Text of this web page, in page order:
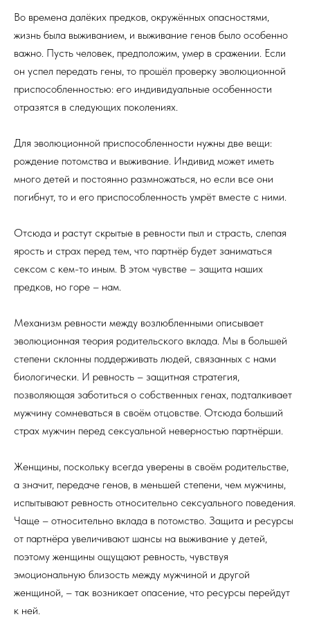
Во времена далёких предков, окружённых опасностями,
жизнь была выживанием, и выживание генов было особенно
важно. Пусть человек, предположим, умер в сражении. Если
он успел передать гены, то прошёл проверку эволюционной
приспособленностью: его индивидуальные особенности
отразятся в следующих поколениях.
Для эволюционной приспособленности нужны две вещи:
рождение потомства и выживание. Индивид может иметь
много детей и постоянно размножаться, но если все они
погибнут, то и его приспособленность умрёт вместе с ними.
Отсюда и растут скрытые в ревности пыл и страсть, слепая
ярость и страх перед тем, что партнёр будет заниматься
сексом с кем-то иным. В этом чувстве – защита наших
предков, но горе – нам.
Механизм ревности между возлюбленными описывает
эволюционная теория родительского вклада. Мы в большей
степени склонны поддерживать людей, связанных с нами
биологически. И ревность – защитная стратегия,
позволяющая заботиться о собственных генах, подталкивает
мужчину сомневаться в своём отцовстве. Отсюда больший
страх мужчин перед сексуальной неверностью партнёрши.
Женщины, поскольку всегда уверены в своём родительстве,
а значит, передаче генов, в меньшей степени, чем мужчины,
испытывают ревность относительно сексуального поведения.
Чаще – относительно вклада в потомство. Защита и ресурсы
от партнёра увеличивают шансы на выживание у детей,
поэтому женщины ощущают ревность, чувствуя
эмоциональную близость между мужчиной и другой
женщиной, – так возникает опасение, что ресурсы перейдут
к ней.